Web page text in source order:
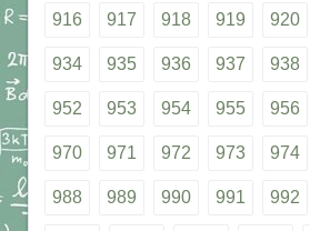
916 917 918 919 920
934 935 936 937 938
952 953 954 955 956
970 971 972 973 974
988 989 990 991 992